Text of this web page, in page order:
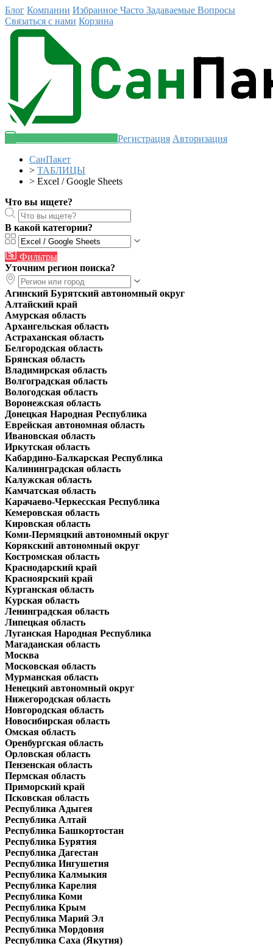
Блог Компании Избранное Часто Задаваемые Вопросы
Связаться с нами Корзина
Регистрация Авторизация
СанПакет
> ТАБЛИЦЫ
> Excel / Google Sheets
Что вы ищете?
В какой категории?
Фильтры
Уточним регион поиска?
Агинский Бурятский автономный округ
Алтайский край
Амурская область
Архангельская область
Астраханская область
Белгородская область
Брянская область
Владимирская область
Волгоградская область
Вологодская область
Воронежская область
Донецкая Народная Республика
Еврейская автономная область
Ивановская область
Иркутская область
Кабардино-Балкарская Республика
Калининградская область
Калужская область
Камчатская область
Карачаево-Черкесская Республика
Кемеровская область
Кировская область
Коми-Пермяцкий автономный округ
Корякский автономный округ
Костромская область
Краснодарский край
Красноярский край
Курганская область
Курская область
Ленинградская область
Липецкая область
Луганская Народная Республика
Магаданская область
Москва
Московская область
Мурманская область
Ненецкий автономный округ
Нижегородская область
Новгородская область
Новосибирская область
Омская область
Оренбургская область
Орловская область
Пензенская область
Пермская область
Приморский край
Псковская область
Республика Адыгея
Республика Алтай
Республика Башкортостан
Республика Бурятия
Республика Дагестан
Республика Ингушетия
Республика Калмыкия
Республика Карелия
Республика Коми
Республика Крым
Республика Марий Эл
Республика Мордовия
Республика Саха (Якутия)